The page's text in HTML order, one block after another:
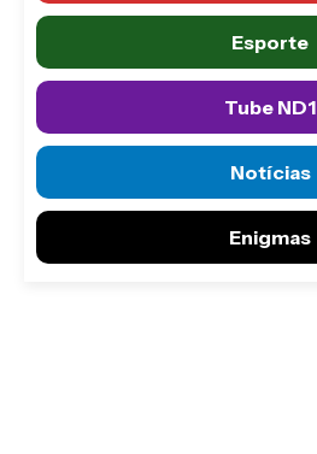
Esporte
Tube ND1
Notícias
Enigmas